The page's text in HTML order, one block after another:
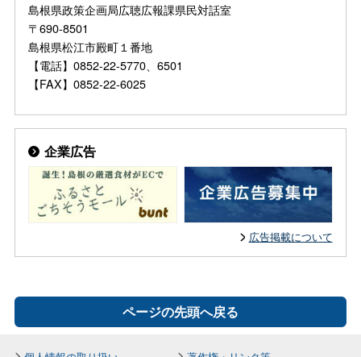
島根県政策企画局広聴広報課県民対話室
〒690-8501
島根県松江市殿町１番地
【電話】0852-22-5770、6501
【FAX】0852-22-6025
企業広告
広告掲載について
ページの先頭へ戻る